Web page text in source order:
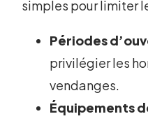
simples pour limiter
Périodes
privilégier les
vendanges.
Équipements